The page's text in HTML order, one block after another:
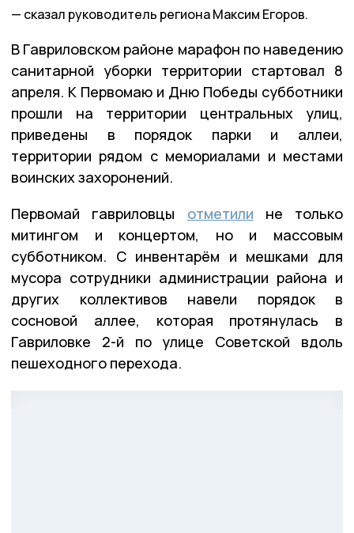
сказал руководитель региона Максим Егоров.
В Гавриловском районе марафон по наведению
санитарной уборки территории стартовал 8
апреля. К Первомаю и Дню Победы субботники
прошли на территории центральных улиц,
приведены в порядок парки и аллеи,
территории рядом с мемориалами и местами
воинских захоронений.
Первомай гавриловцы отметили не только
митингом и концертом, но и массовым
субботником. С инвентарём и мешками для
мусора сотрудники администрации района и
других коллективов навели порядок в
сосновой аллее, которая протянулась в
Гавриловке 2-й по улице Советской вдоль
пешеходного перехода.